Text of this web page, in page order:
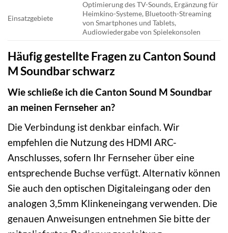
Einsatzgebiete
Optimierung des TV-Sounds, Ergänzung für
Heimkino-Systeme, Bluetooth-Streaming
von Smartphones und Tablets,
Audiowiedergabe von Spielekonsolen
Häufig gestellte Fragen zu Canton Sound
M Soundbar schwarz
Wie schließe ich die Canton Sound M Soundbar
an meinen Fernseher an?
Die Verbindung ist denkbar einfach. Wir
empfehlen die Nutzung des HDMI ARC-
Anschlusses, sofern Ihr Fernseher über eine
entsprechende Buchse verfügt. Alternativ können
Sie auch den optischen Digitaleingang oder den
analogen 3,5mm Klinkeneingang verwenden. Die
genauen Anweisungen entnehmen Sie bitte der